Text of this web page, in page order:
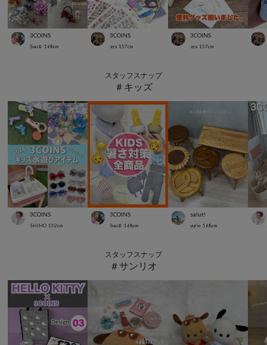
3COINS
Suu☺︎ 168cm
3COINS
aya 157cm
3COINS
aya 157cm
スタッフスナップ
＃キッズ
3COINS
SHIHO 152cm
3COINS
Suu☺︎ 168cm
salut!
yurie 168cm
スタッフスナップ
＃サンリオ